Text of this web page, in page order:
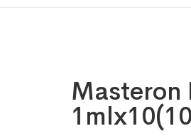
Masteron